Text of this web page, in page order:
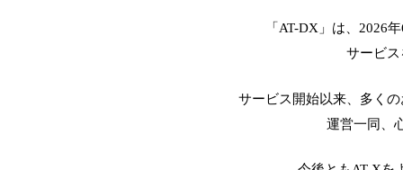
「AT-DX」は、2026
サービ
サービス開始以来、多く
運営一同、